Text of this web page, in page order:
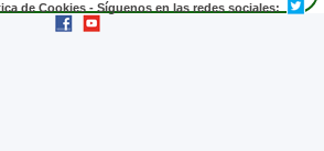
de Cookies- Síguenos en las redes sociales: